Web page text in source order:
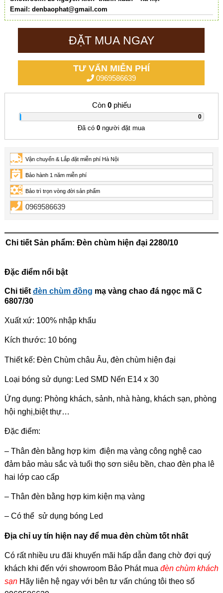
Email: denbaophat@gmail.com
ĐẶT MUA NGAY
TƯ VẤN MIỄN PHÍ
0969586639
Còn 0phiếu
0
Đã có0 người đặt mua
Vận chuyển & Lắp đặt miễn phí Hà Nội
Bảo hành 1 năm miễn phí
Bảo trì trọn vòng đời sản phẩm
0969586639
Chi tiết Sản phẩm: Đèn chùm hiện đại 2280/10
Đặc điểm nổi bật
Chi tiết đèn chùm đồng mạ vàng chao đá ngọc mã C
6807/30
Xuất xứ: 100% nhập khẩu
Kích thước: 10 bóng
Thiết kế: Đèn Chùm châu Âu, đèn chùm hiện đại
Loại bóng sử dụng: Led SMD Nến E14 x 30
Ứng dụng: Phòng khách, sảnh, nhà hàng, khách sạn, phòng
hội nghị,biệt thự…
Đặc điểm:
– Thân đèn bằng hợp kim điện mạ vàng công nghệ cao
đảm bảo màu sắc và tuổi thọ sơn siêu bền, chao đèn pha lê
hai lớp cao cấp
– Thân đèn bằng hợp kim kiện mạ vàng
– Có thể sử dụng bóng Led
Địa chỉ uy tín hiện nay để mua đèn chùm tốt nhất
Có rất nhiều ưu đãi khuyến mãi hấp dẫn đang chờ đợi quý
khách khi đến với showroom Bảo Phát mua đèn chùm khách
sạnHãy liên hệ ngay với bên tư vấn chúng tôi theo số